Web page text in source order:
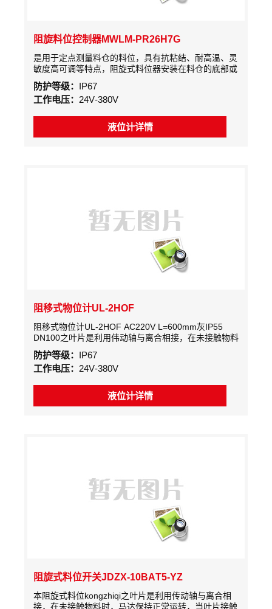
阻旋料位控制器MWLM-PR26H7G
是用于定点测量料仓的料位，具有抗粘结、耐高温、灵
敏度高可调等特点，阻旋式料位器安装在料仓的底部或
顶部，可实现空仓或满仓报警、或者每隔一段距离（1
米左右）安装一只，可估算料仓中的料位，还可与进出
料设备相联锁，自动启停输送设备，实现系统自控的目
防护等级： IP67
工作电压： 24V-380V
液位计详情
阻移式物位计UL-2HOF
阻移式物位计UL-2HOF AC220V L=600mm灰IP55
DN100之叶片是利用伟动轴与离合相接，在未接触物料
时，马达保持正常运转，当叶片接触物料时，马达会停
止转动，机构同时输出信号测出料位高度或料仓堵塞信
号
防护等级： IP67
工作电压： 24V-380V
液位计详情
阻旋式料位开关JDZX-10BAT5-YZ
本阻旋式料位kongzhiqi之叶片是利用传动轴与离合相
接，在未接触物料时，马达保持正常运转，当叶片接触